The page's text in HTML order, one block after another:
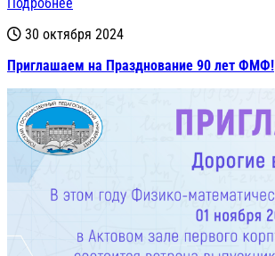
30 октября 2024
Приглашаем на Празднование 90 лет ФМФ!